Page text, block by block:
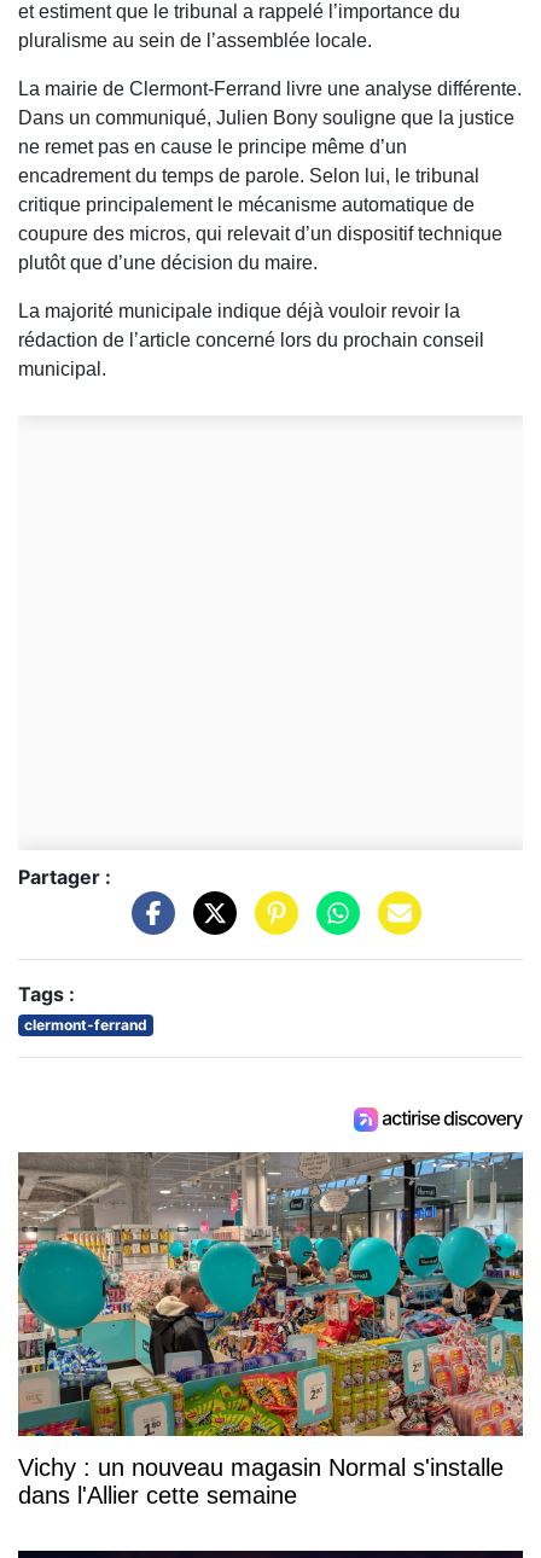
et estiment que le tribunal a rappelé l’importance du
pluralisme au sein de l’assemblée locale.
La mairie de Clermont-Ferrand livre une analyse différente.
Dans un communiqué, Julien Bony souligne que la justice
ne remet pas en cause le principe même d’un
encadrement du temps de parole. Selon lui, le tribunal
critique principalement le mécanisme automatique de
coupure des micros, qui relevait d’un dispositif technique
plutôt que d’une décision du maire.
La majorité municipale indique déjà vouloir revoir la
rédaction de l’article concerné lors du prochain conseil
municipal.
Partager :
Tags :
clermont-ferrand
Vichy : un nouveau magasin Normal s'installe
dans l'Allier cette semaine